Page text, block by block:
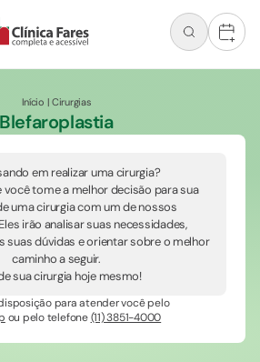
+
Início | Cirurgias
Blefaroplastia
em realizar uma cirurgia?
você tome a melhor decisão para sua
uma cirurgia com um de nossos
irão analisar suas necessidades,
suas dúvidas e orientar sobre o melhor
caminho a seguir.
sua cirurgia hoje mesmo!
para atender você pelo
ou pelo telefone(11) 3851-4000